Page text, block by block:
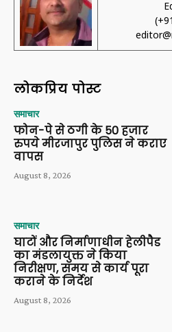
लोकप्रिय पोस्ट
समाचार
फोन-पे से ठगी के 50 हजार
रुपये मीरजापुर पुलिस ने कराए
वापस
August 8, 2026
समाचार
घाटों और निर्माणाधीन हेलीपैड
का मंडलायुक्त ने किया
निरीक्षण, समय से कार्य पूरा
कराने के निर्देश
August 8, 2026